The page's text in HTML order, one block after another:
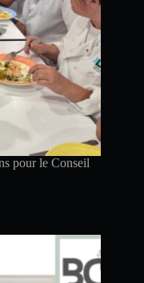
pour le Conseil